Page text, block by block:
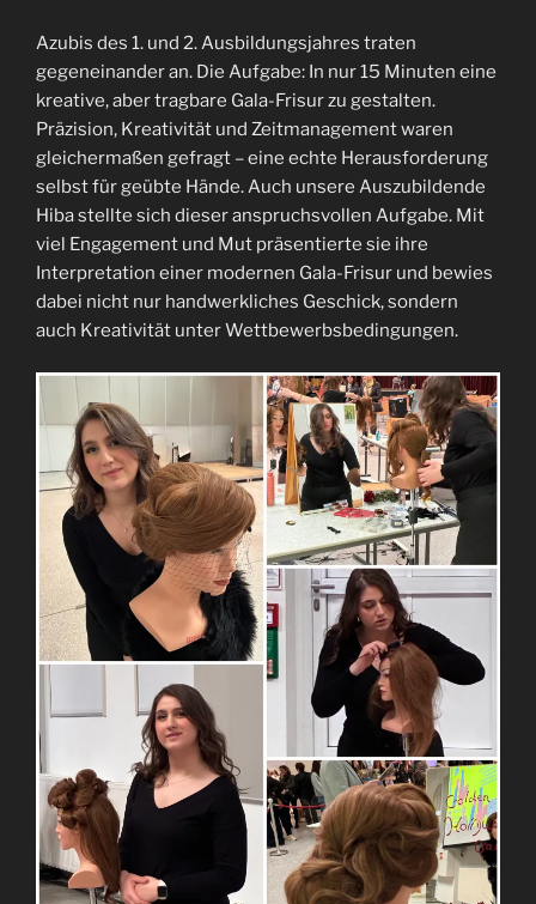
Azubis des 1. und 2. Ausbildungsjahres traten
gegeneinander an. Die Aufgabe: In nur 15 Minuten eine
kreative, aber tragbare Gala-Frisur zu gestalten.
Präzision, Kreativität und Zeitmanagement waren
gleichermaßen gefragt – eine echte Herausforderung
selbst für geübte Hände. Auch unsere Auszubildende
Hiba stellte sich dieser anspruchsvollen Aufgabe. Mit
viel Engagement und Mut präsentierte sie ihre
Interpretation einer modernen Gala-Frisur und bewies
dabei nicht nur handwerkliches Geschick, sondern
auch Kreativität unter Wettbewerbsbedingungen.